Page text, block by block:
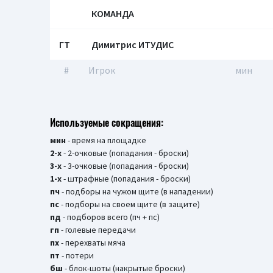
КОМАНДА
ГТ Димитрис ИТУДИС
# Игрок мин
Используемые сокращения:
мин - время на площадке
2-х- 2-очковые (попадания - броски)
3-х- 3-очковые (попадания - броски)
1-х- штрафные (попадания - броски)
пч - подборы на чужом щите (в нападении)
пс- подборы на своем щите (в защите)
пд - подборов всего (пч + пс)
гп - голевые передачи
пх- перехваты мяча
пт - потери
бш - блок-шоты (накрытые броски)